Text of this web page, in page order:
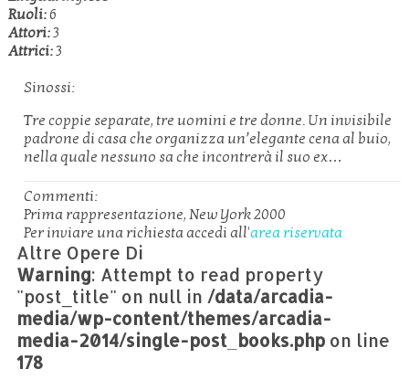
Ruoli:6
Attori:3
Attrici:3
Sinossi:
Tre coppie separate, tre uomini e tre donne. Un invisibile
padrone di casa che organizza un’elegante cena al buio,
nella quale nessuno sa che incontrerà il suo ex…
Commenti:
Prima rappresentazione, New York 2000
Per inviare una richiesta accedi all'area riservata
Altre Opere Di
Warning: Attempt to read property
"post_title" on null in /data/arcadia-
media/wp-content/themes/arcadia-
media-2014/single-post_books.phpon line
178